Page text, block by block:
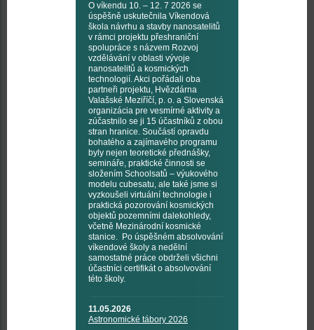
O víkendu 10. – 12. 7 2026 se
úspěšně uskutečnila Víkendová
škola návrhu a stavby nanosatelitů
v rámci projektu přeshraniční
spolupráce s názvem Rozvoj
vzdělávání v oblasti vývoje
nanosatelitů a kosmických
technologií. Akci pořádali oba
partneři projektu, Hvězdárna
Valašské Meziříčí, p. o. a Slovenská
organizácia pre vesmírné aktivity a
zúčastnilo se ji 15 účastníků z obou
stran hranice. Součástí opravdu
bohatého a zajímavého programu
byly nejen teoretické přednášky,
semináře, praktické činnosti se
složením Schoolsatů – výukového
modelu cubesatu, ale také jsme si
vyzkoušeli virtuální technologie i
praktická pozorování kosmických
objektů pozemními dalekohledy,
včetně Mezinárodní kosmické
stanice. Po úspěšném absolvování
víkendové školy a nedělní
samostatné práce obdrželi všichni
účastníci certifikát o absolvování
této školy.
11.05.2026
Astronomické tábory 2026